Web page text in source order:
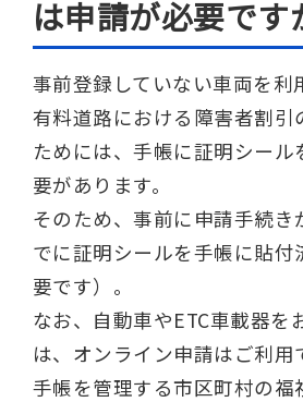
は申請が必要です
事前登録していない車両を利
有料道路における障害者割引
ためには、手帳に証明シール
要があります。
そのため、事前に申請手続き
でに証明シールを手帳に貼付
要です）。
なお、自動車やETC車載器を
は、オンライン申請はご利用
手帳を管理する市区町村の福